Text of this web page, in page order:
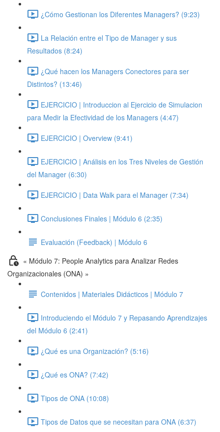
¿Cómo Gestionan los Diferentes Managers? (9:23)
La Relación entre el Tipo de Manager y sus
Resultados (8:24)
¿Qué hacen los Managers Conectores para ser
Distintos? (13:46)
EJERCICIO | Introduccion al Ejercicio de Simulacion
para Medir la Efectividad de los Managers (4:47)
EJERCICIO | Overview (9:41)
EJERCICIO | Análisis en los Tres Niveles de Gestión
del Manager (6:30)
EJERCICIO | Data Walk para el Manager (7:34)
Conclusiones Finales | Módulo 6 (2:35)
Evaluación (Feedback) | Módulo 6
« Módulo 7: People Analytics para Analizar Redes
Organizacionales (ONA) »
Contenidos | Materiales Didácticos | Módulo 7
Introduciendo el Módulo 7 y Repasando Aprendizajes
del Módulo 6 (2:41)
¿Qué es una Organización? (5:16)
¿Qué es ONA? (7:42)
Tipos de ONA (10:08)
Tipos de Datos que se necesitan para ONA (6:37)